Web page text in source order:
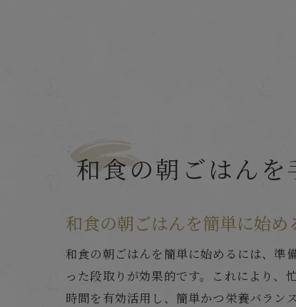
和食の朝ごはん
和食の朝ごはんを簡単に始め
和食の朝ごはんを簡単に始めるには、準
った段取りが効果的です。これにより、
時間を有効活用し、簡単かつ栄養バラン